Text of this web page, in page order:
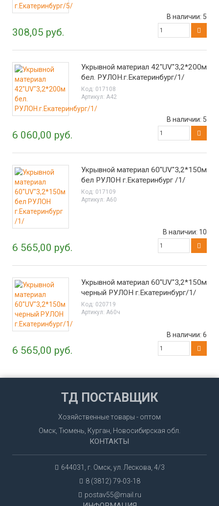
308,05 руб.
В наличии: 5
Укрывной материал 42"UV"3,2*200м
бел. РУЛОН.г.Екатеринбург/1/
Код: 017108
Артикул: А42
6 060,00 руб.
В наличии: 5
Укрывной материал 60"UV"3,2*150м
бел РУЛОН г.Екатеринбург /1/
Код: 017109
Артикул: А60
6 565,00 руб.
В наличии: 10
Укрывной материал 60"UV"3,2*150м
черный РУЛОН г.Екатеринбург/1/
Код: 020719
Артикул: А60ч
6 565,00 руб.
В наличии: 6
ТД ПОСТАВЩИК
Хозяйственные товары - оптом
Омск, Тюмень, Курган, Новосибирская обл.
КОНТАКТЫ
644031, г. Омск, ул. Лескова, 4/3
8 (3812) 79-03-18
postav55@mail.ru